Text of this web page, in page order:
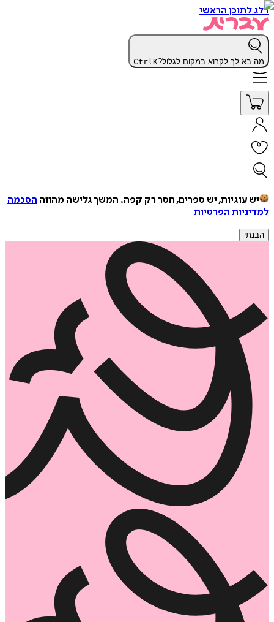
דלג לתוכן הראשי
מה בא לך לקרוא במקום לגלול? CtrlK
יש עוגיות, יש ספרים, חסר רק קפה. המשך גלישה מהווה הסכמה
למדיניות הפרטיות
הבנתי